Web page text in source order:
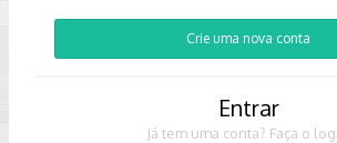
Crie uma nova conta
Entrar
Já tem uma conta? Faça o